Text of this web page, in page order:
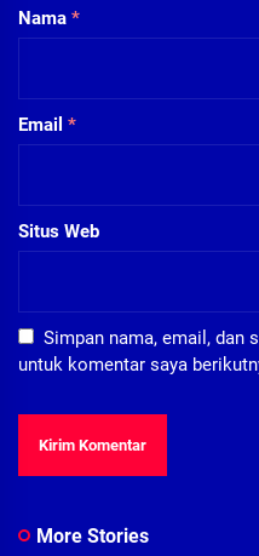
Nama *
Email *
Situs Web
Simpan nama, email, dan
untuk komentar saya
More Stories